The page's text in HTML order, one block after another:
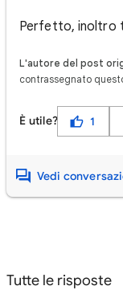
Perfetto, inoltro
L'autore del post
contrassegnato
È utile? 1
Vedi
Tutte le risposte